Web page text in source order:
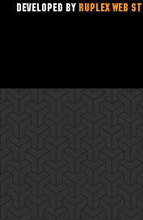
Developed by Ruplex Web